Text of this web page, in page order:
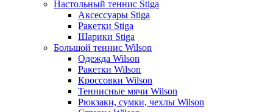
Настольный теннис Stiga
Аксессуары Stiga
Ракетки Stiga
Шарики Stiga
Большой теннис Wilson
Одежда Wilson
Ракетки Wilson
Кроссовки Wilson
Теннисные мячи Wilson
Рюкзаки, сумки, чехлы Wilson